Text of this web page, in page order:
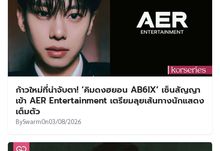
ก้าวใหม่ที่น่าจับตา! ‘คิมดงฮยอน AB6IX’ เซ็นสัญญา
เข้า AER Entertainment เตรียมลุยเส้นทางนักแสดง
เต็มตัว
BySwarmOn03/08/2026